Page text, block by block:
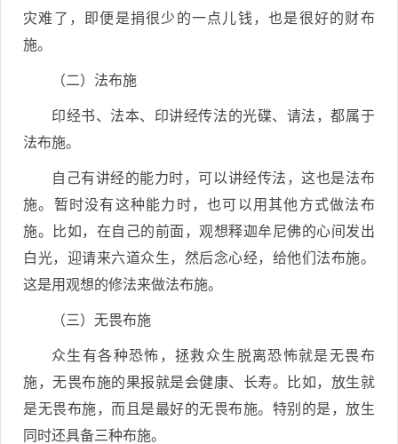
灾难了，即便是捐很少的一点儿钱，也是很好的财布
施。
（二）法布施
印经书、法本、印讲经传法的光碟、请法，都属于
法布施。
自己有讲经的能力时，可以讲经传法，这也是法布
施。暂时没有这种能力时，也可以用其他方式做法布
施。比如，在自己的前面，观想释迦牟尼佛的心间发出
白光，迎请来六道众生，然后念心经，给他们法布施。
这是用观想的修法来做法布施。
（三）无畏布施
众生有各种恐怖，拯救众生脱离恐怖就是无畏布
施，无畏布施的果报就是会健康、长寿。比如，放生就
是无畏布施，而且是最好的无畏布施。特别的是，放生
同时还具备三种布施。